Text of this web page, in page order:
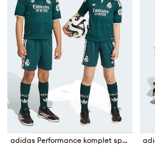
adidas Performance komplet sportowy dziecięcy REAL MADRID